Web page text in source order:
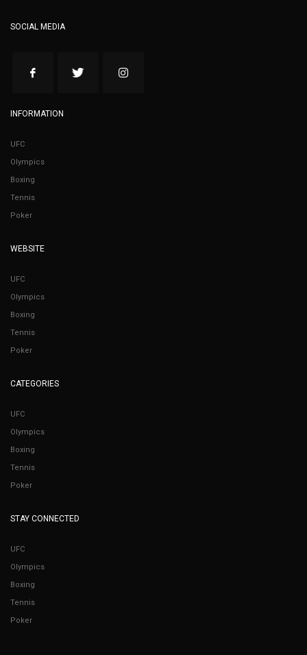
SOCIAL MEDIA
INFORMATION
UFC
Olympics
Boxing
Tennis
Poker
WEBSITE
UFC
Olympics
Boxing
Tennis
Poker
CATEGORIES
UFC
Olympics
Boxing
Tennis
Poker
STAY CONNECTED
UFC
Olympics
Boxing
Tennis
Poker